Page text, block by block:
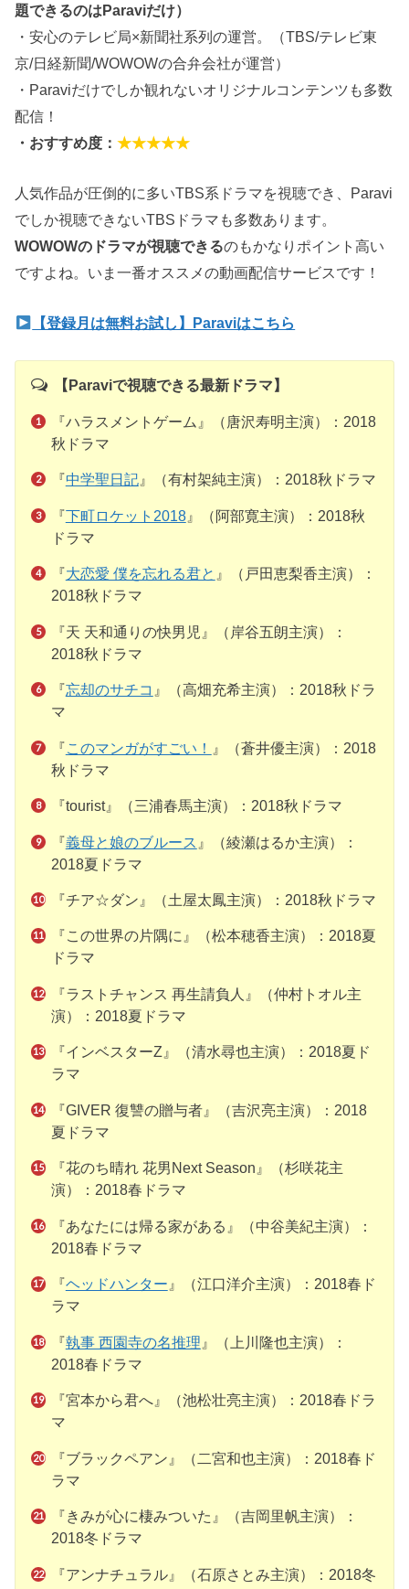
題できるのはParaviだけ）
・安心のテレビ局×新聞社系列の運営。（TBS/テレビ東
京/日経新聞/WOWOWの合弁会社が運営）
・Paraviだけでしか観れないオリジナルコンテンツも多数
配信！
・おすすめ度：★★★★★
人気作品が圧倒的に多いTBS系ドラマを視聴でき、Paravi
でしか視聴できないTBSドラマも多数あります。
WOWOWのドラマが視聴できるのもかなりポイント高い
ですよね。いま一番オススメの動画配信サービスです！
【登録月は無料お試し】Paraviはこちら
【Paraviで視聴できる最新ドラマ】
『ハラスメントゲーム』（唐沢寿明主演）：2018
秋ドラマ
『中学聖日記』（有村架純主演）：2018秋ドラマ
『下町ロケット2018』（阿部寛主演）：2018秋
ドラマ
『大恋愛 僕を忘れる君と 』（戸田恵梨香主演）：
2018秋ドラマ
『天 天和通りの快男児』（岸谷五朗主演）：
2018秋ドラマ
『忘却のサチコ 』（高畑充希主演）：2018秋ドラ
マ
『このマンガがすごい！
』（蒼井優主演）：2018
秋ドラマ
『tourist』（三浦春馬主演）：2018秋ドラマ
『義母と娘のブルース 』（綾瀬はるか主演）：
2018夏ドラマ
『チア☆ダン』（土屋太鳳主演）：2018秋ドラマ
『この世界の片隅に』（松本穂香主演）：2018夏
ドラマ
『ラストチャンス 再生請負人』（仲村トオル主
演）：2018夏ドラマ
『インベスターZ』（清水尋也主演）：2018夏ド
ラマ
『GIVER 復讐の贈与者』（吉沢亮主演）：2018
夏ドラマ
『花のち晴れ 花男Next Season』（杉咲花主
演）：2018春ドラマ
『あなたには帰る家がある』（中谷美紀主演）：
2018春ドラマ
『ヘッドハンター 』（江口洋介主演）：2018春ド
ラマ
『執事 西園寺の名推理 』（上川隆也主演）：
2018春ドラマ
『宮本から君へ』（池松壮亮主演）：2018春ドラ
マ
『ブラックペアン』（二宮和也主演）：2018春ド
ラマ
『きみが心に棲みついた』（吉岡里帆主演）：
2018冬ドラマ
『アンナチュラル』（石原さとみ主演）：2018冬